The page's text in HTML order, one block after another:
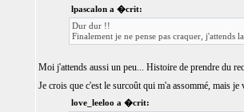
lpascalon a �crit:
Dur dur !!
Finalement je ne pense pas craquer, j'attends
Moi j'attends aussi un peu... Histoire de prendre du
Je crois que c'est le surcoût qui m'a assommé, mais
love_leeloo a �crit: